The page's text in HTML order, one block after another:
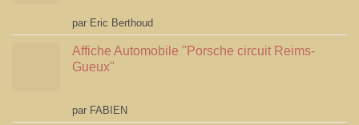
Note5sur 5
par Eric Berthoud
Affiche Automobile "Porsche circuit Reims-
Gueux"
Note5sur 5
par FABIEN